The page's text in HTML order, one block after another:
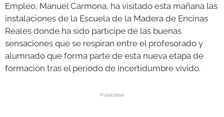
Empleo, Manuel Carmona, ha visitado esta mañana las
instalaciones de la Escuela de la Madera de Encinas
Reales donde ha sido partícipe de las buenas
sensaciones que se respiran entre el profesorado y
alumnado que forma parte de esta nueva etapa de
formación tras el período de incertidumbre vivido.